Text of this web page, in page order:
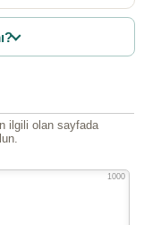
ilgili olan sayfada
1000